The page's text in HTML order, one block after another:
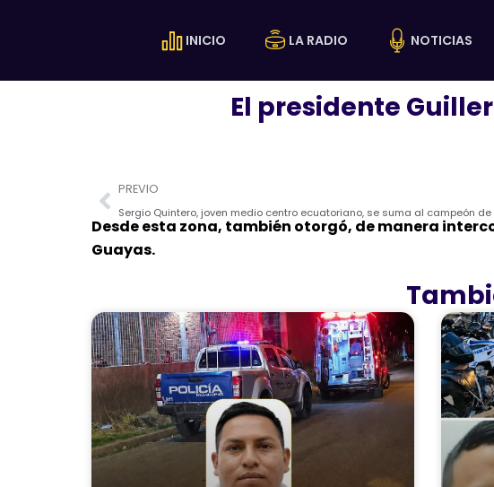
INICIO LA RADIO NOTICIAS
El presidente
Prev
PREVIO
Sergio Quintero, joven medio centro ecuatoriano, se suma al campeón
Desde esta zona, también otorgó, de manera
Guayas.